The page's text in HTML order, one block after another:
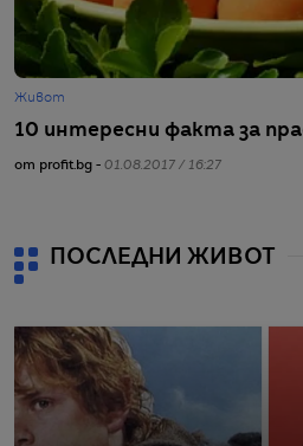
Живот
10 интересни факта за
от profit.bg - 01.08.2017 / 16:27
ПОСЛЕДНИ ЖИВОТ